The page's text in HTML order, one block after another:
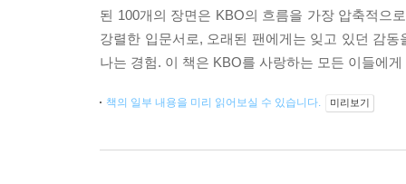
된 100개의 장면은 KBO의 흐름을 가장 압축적으
강렬한 입문서로, 오래된 팬에게는 잊고 있던 감
나는 경험. 이 책은 KBO를 사랑하는 모든 이들에
책의 일부 내용을 미리 읽어보실 수 있습니다. 미리보기